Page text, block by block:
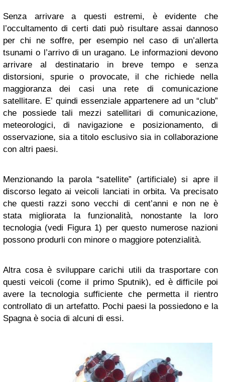
Senza arrivare a questi estremi, è evidente che
l’occultamento di certi dati può risultare assai dannoso
per chi ne soffre, per esempio nel caso di un’allerta
tsunami o l’arrivo di un uragano. Le informazioni devono
arrivare al destinatario in breve tempo e senza
distorsioni, spurie o provocate, il che richiede nella
maggioranza dei casi una rete di comunicazione
satellitare. E’ quindi essenziale appartenere ad un “club”
che possiede tali mezzi satellitari di comunicazione,
meteorologici, di navigazione e posizionamento, di
osservazione, sia a titolo esclusivo sia in collaborazione
con altri paesi.
Menzionando la parola “satellite” (artificiale) si apre il
discorso legato ai veicoli lanciati in orbita. Va precisato
che questi razzi sono vecchi di cent’anni e non ne è
stata migliorata la funzionalità, nonostante la loro
tecnologia (vedi Figura 1) per questo numerose nazioni
possono produrli con minore o maggiore potenzialità.
Altra cosa è sviluppare carichi utili da trasportare con
questi veicoli (come il primo Sputnik), ed è difficile poi
avere la tecnologia sufficiente che permetta il rientro
controllato di un artefatto. Pochi paesi la possiedono e la
Spagna è socia di alcuni di essi.